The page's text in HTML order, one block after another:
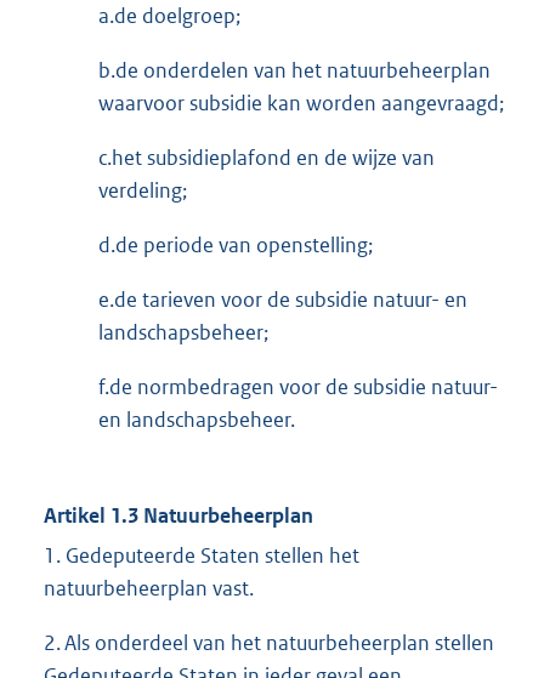
a.de doelgroep;
b.de onderdelen van het natuurbeheerplan
waarvoor subsidie kan worden aangevraagd;
c.het subsidieplafond en de wijze van
verdeling;
d.de periode van openstelling;
e.de tarieven voor de subsidie natuur- en
landschapsbeheer;
f.de normbedragen voor de subsidie natuur-
en landschapsbeheer.
Artikel 1.3 Natuurbeheerplan
1. Gedeputeerde Staten stellen het
natuurbeheerplan vast.
2. Als onderdeel van het natuurbeheerplan stellen